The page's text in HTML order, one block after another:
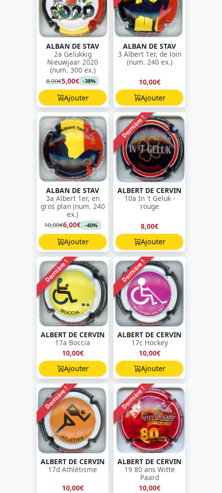
ALBAN DE STAV
2a Gelukkig
Nieuwjaar 2020
(num. 300 ex.)
8,00€5,00€ -38%
Ajouter
ALBAN DE STAV
3 Albert 1er, de loin
(num. 240 ex.)
10,00€
Ajouter
ALBAN DE STAV
3a Albert 1er, en
gros plan (num. 240
ex.)
10,00€6,00€ -40%
Ajouter
Dernière !
ALBERT DE CERVIN
10a In 't Geluk -
rouge
8,00€
Ajouter
Dernière !
ALBERT DE CERVIN
17a Boccia
10,00€
Ajouter
Dernière !
ALBERT DE CERVIN
17c Hockey
10,00€
Ajouter
Dernière !
ALBERT DE CERVIN
17d Athlétisme
10,00€
Dernière !
ALBERT DE CERVIN
19 80 ans Witte
Paard
10,00€